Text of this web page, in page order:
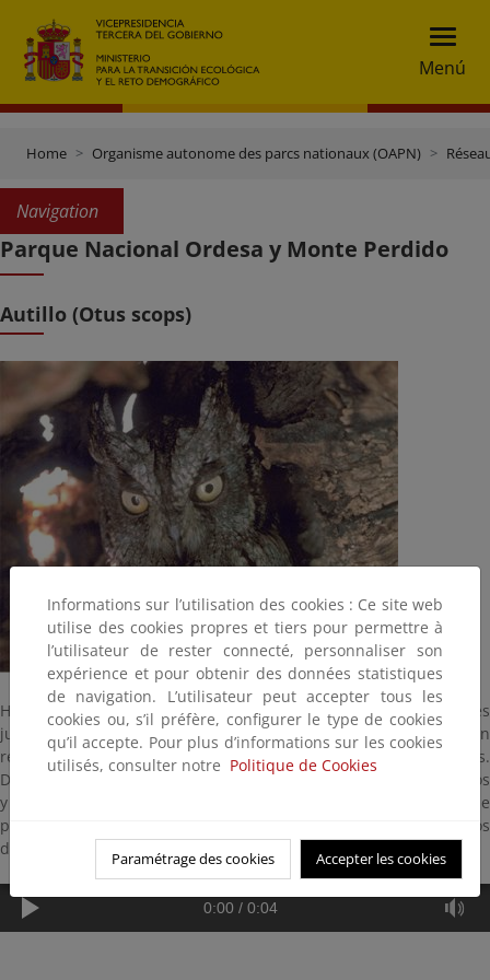
Menú
Home Organisme autonome des parcs nationaux (OAPN)
Navigation
Parque Nacional Ordesa y Monte Perdido
Autillo (Otus scops)
Habita fundamentalmente en sotos fluviales, alamedas, árboles
junto a construcciones y dehesas. Mide 19 centímetros y emite un
repetido silbido melancólico muy parecido a los de algunos sapos.
De hábitos nocturnos se alimenta fundamentalmente de insectos
y también de pequeñas aves y micromamíferos. La puesta se
produce desde abril a junio en huecos de árboles y nidos viejos
de córvidos.
0:00 / 0:04
Informations sur l’utilisation des cookies : Ce site web
utilise des cookies propres et tiers pour permettre à
l’utilisateur de rester connecté, personnaliser son
expérience et pour obtenir des données statistiques
de navigation. L’utilisateur peut accepter tous les
cookies ou, s’il préfère, configurer le type de cookies
qu’il accepte. Pour plus d’informations sur les cookies
utilisés, consulter notre Politique de Cookies
Paramétrage des cookies Accepter les cookies